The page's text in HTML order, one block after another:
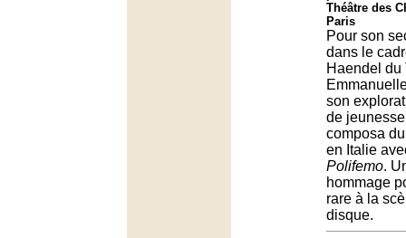
Théâtre des
Paris
Pour son
dans le
Haendel du
son
de
composa
en Italie
Polifemo.
hommage
rare à la
disque.